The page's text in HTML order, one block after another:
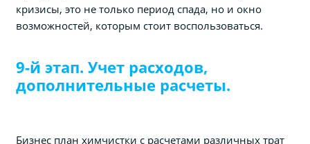
кризисы, это не только период спада, но и окно
возможностей, которым стоит воспользоваться.
9-й этап. Учет расходов,
дополнительные расчеты.
Бизнес план химчистки с расчетами различных трат